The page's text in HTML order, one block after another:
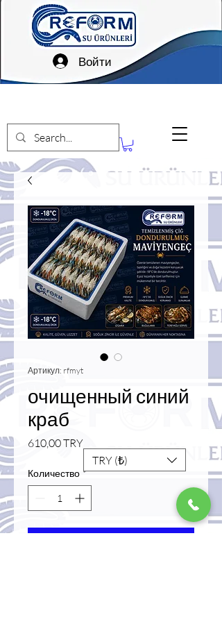
Войти
Артикул: rfmyt
очищенный синий
краб
610,00 TRYЦена
Количество *
TRY (₺)